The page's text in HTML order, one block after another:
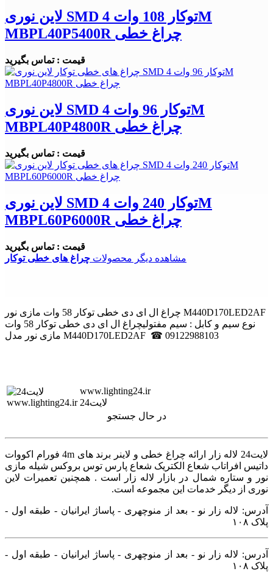
لاین نوری SMD توکار 108 وات 4M
MBPL40P5400R چراغ خطی
قیمت : تماس بگیرید
لاین نوری SMD توکار 96 وات 4M
MBPL40P4800R چراغ خطی
قیمت : تماس بگیرید
لاین نوری SMD توکار 240 وات 4M
MBPL60P6000R چراغ خطی
قیمت : تماس بگیرید
مشاهده دیگر محصولات چراغ های خطی توکار
چراغ ال ای دی خطی توکار 58 وات مازی نور M440D170LED2AF
نوع سیم و کابل : سیم مفتولیچراغ ال ای دی خطی توکار 58 وات
مازی نور مدل M440D170LED2AF ☎ 09122988103
www.lighting24.ir
لایت24
در حال جستجو
لایت24 لاله زار ارائه چراغ خطی و لاینر برند های 4m فورام اکووات
داتیس افراتاب شعاع الکتریک شعاع پارس توس بروکس شیله مازی
نور و ستاره شمال در بازار لاله زار است . همچنین تعمیرات لاین
نوری از دیگر خدمات این مجموعه است.
آدرس: لاله زار نو - بعد از منوچهری - پاساژ ایرانیان - طبقه اول -
پلاک ۱۰۸
آدرس: لاله زار نو - بعد از منوچهری - پاساژ ایرانیان - طبقه اول -
پلاک ۱۰۸